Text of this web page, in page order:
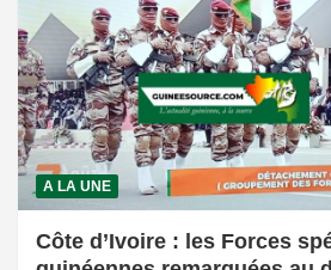
A LA UNE
Côte d’Ivoire : les Forces